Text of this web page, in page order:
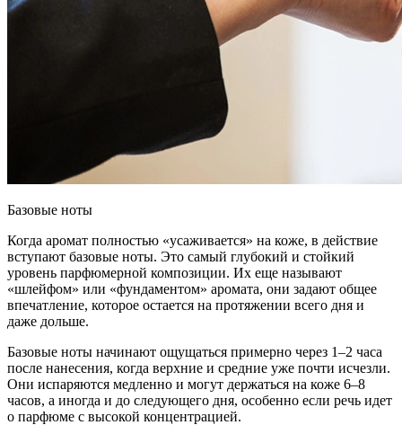
Базовые ноты
Когда аромат полностью «усаживается» на коже, в действие
вступают базовые ноты. Это самый глубокий и стойкий
уровень парфюмерной композиции. Их еще называют
«шлейфом» или «фундаментом» аромата, они задают общее
впечатление, которое остается на протяжении всего дня и
даже дольше.
Базовые ноты начинают ощущаться примерно через 1–2 часа
после нанесения, когда верхние и средние уже почти исчезли.
Они испаряются медленно и могут держаться на коже 6–8
часов, а иногда и до следующего дня, особенно если речь идет
о парфюме с высокой концентрацией.